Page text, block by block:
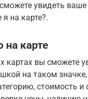
увидеть
на карте?.
на карте
картах вы сможете
на таком
стоимость